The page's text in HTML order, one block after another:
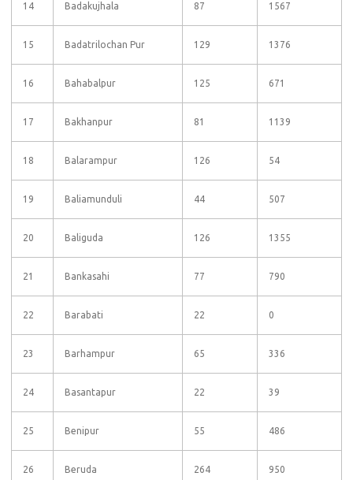
14 Badakujhala 87 1567
15 Badatrilochan Pur 129 1376
16 Bahabalpur 125 671
17 Bakhanpur 81 1139
18 Balarampur 126 54
19 Baliamunduli 44 507
20 Baliguda 126 1355
21 Bankasahi 77 790
22 Barabati 22 0
23 Barhampur 65 336
24 Basantapur 22 39
25 Benipur 55 486
26 Beruda 264 950